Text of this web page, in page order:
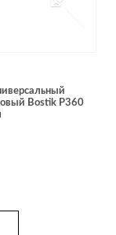
Bostik P360